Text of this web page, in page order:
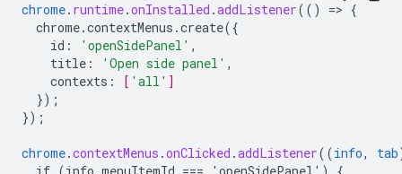
chrome. runtime.onInstalled .addListener(() => {
chrome.contextMenus.create({
id : 'openSidePanel' ,
title : 'Open side panel' ,
contexts : [ 'all' ]
});
});
chrome.contextMenus .onClicked .addListener((info, tab